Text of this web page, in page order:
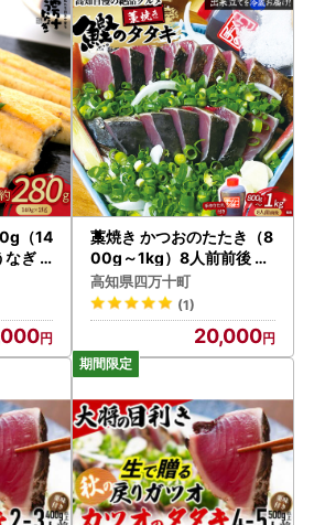
（14
なぎ
2
藁焼き かつおのたたき（8
00g～1kg）8人前前後 捕
れたて発送 かつおのたた
き 鰹 Ekd-02
高知県四万十町
(1)
20,000